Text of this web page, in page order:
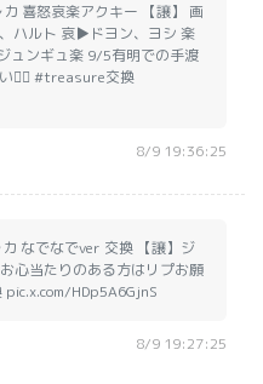
喜怒哀楽アクキー 【譲】 画
ハルト 哀▶︎ドヨン、ヨシ 楽
ュンギュ楽 9/5有明での手渡
🙇‍♀️ #treasure交換
8/9 19:36:25
なでなでver 交換 【譲】ジ
心当たりのある方はリプお願
pic.x.com/HDp5A6GjnS
8/9 19:27:25